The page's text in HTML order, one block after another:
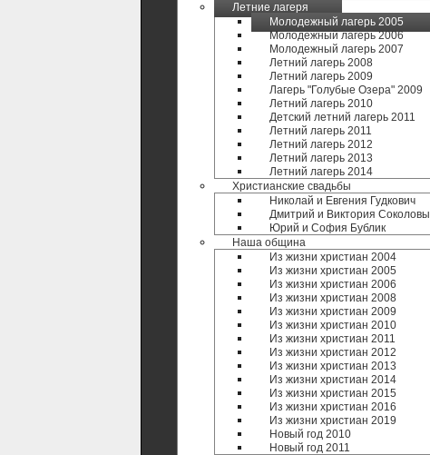
Летние лагеря
Молодежный лагерь 2005
Молодежный лагерь 2006
Молодежный лагерь 2007
Летний лагерь 2008
Летний лагерь 2009
Лагерь "Голубые Озера" 2009
Летний лагерь 2010
Детский летний лагерь 2011
Летний лагерь 2011
Летний лагерь 2012
Летний лагерь 2013
Летний лагерь 2014
Христианские свадьбы
Николай и Евгения Гудкович
Дмитрий и Виктория Соколовы
Юрий и София Бублик
Наша община
Из жизни христиан 2004
Из жизни христиан 2005
Из жизни христиан 2006
Из жизни христиан 2008
Из жизни христиан 2009
Из жизни христиан 2010
Из жизни христиан 2011
Из жизни христиан 2012
Из жизни христиан 2013
Из жизни христиан 2014
Из жизни христиан 2015
Из жизни христиан 2016
Из жизни христиан 2019
Новый год 2010
Новый год 2011